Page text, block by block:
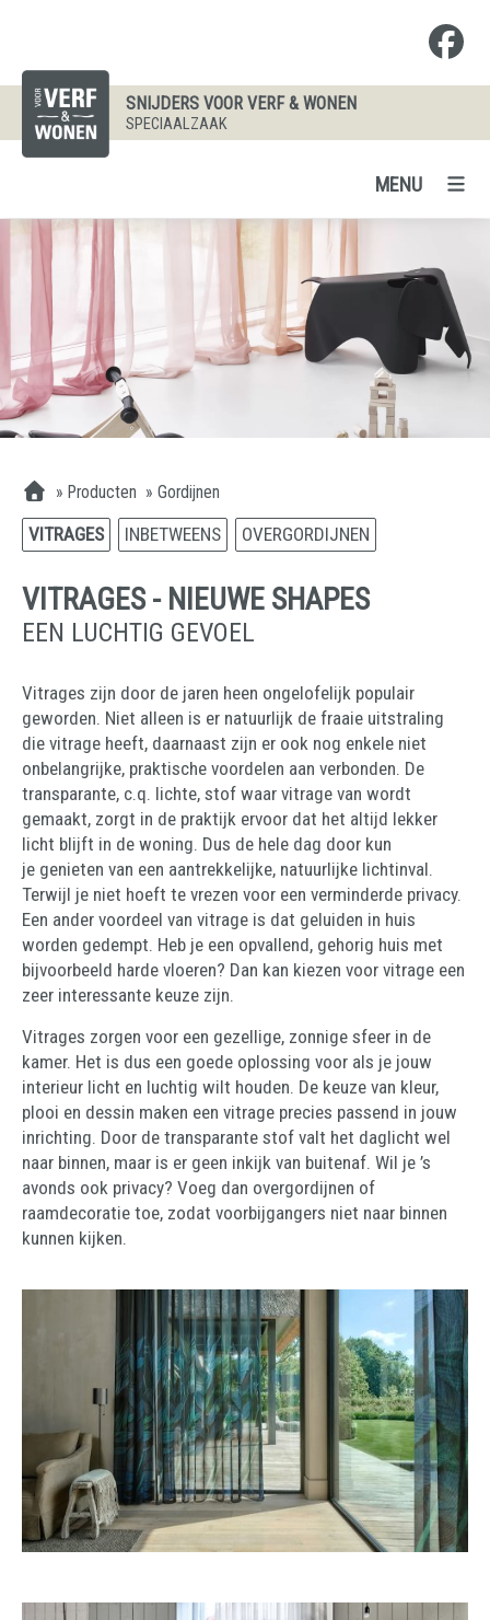
SNIJDERS VOOR VERF & WONEN
SPECIAALZAAK
MENU
» Producten »Gordijnen
VITRAGES INBETWEENS OVERGORDIJNEN
VITRAGES - NIEUWE SHAPES
EEN LUCHTIG GEVOEL
Vitrages zijn door de jaren heen ongelofelijk populair
geworden. Niet alleen is er natuurlijk de fraaie uitstraling
die vitrage heeft, daarnaast zijn er ook nog enkele niet
onbelangrijke, praktische voordelen aan verbonden. De
transparante, c.q. lichte, stof waar vitrage van wordt
gemaakt, zorgt in de praktijk ervoor dat het altijd lekker
licht blijft in de woning. Dus de hele dag door kun
je genieten van een aantrekkelijke, natuurlijke lichtinval.
Terwijl je niet hoeft te vrezen voor een verminderde privacy.
Een ander voordeel van vitrage is dat geluiden in huis
worden gedempt. Heb je een opvallend, gehorig huis met
bijvoorbeeld harde vloeren? Dan kan kiezen voor vitrage een
zeer interessante keuze zijn.
Vitrages zorgen voor een gezellige, zonnige sfeer in de
kamer. Het is dus een goede oplossing voor als je jouw
interieur licht en luchtig wilt houden. De keuze van kleur,
plooi en dessin maken een vitrage precies passend in jouw
inrichting. Door de transparante stof valt het daglicht wel
naar binnen, maar is er geen inkijk van buitenaf. Wil je ’s
avonds ook privacy? Voeg dan overgordijnen of
raamdecoratie toe, zodat voorbijgangers niet naar binnen
kunnen kijken.